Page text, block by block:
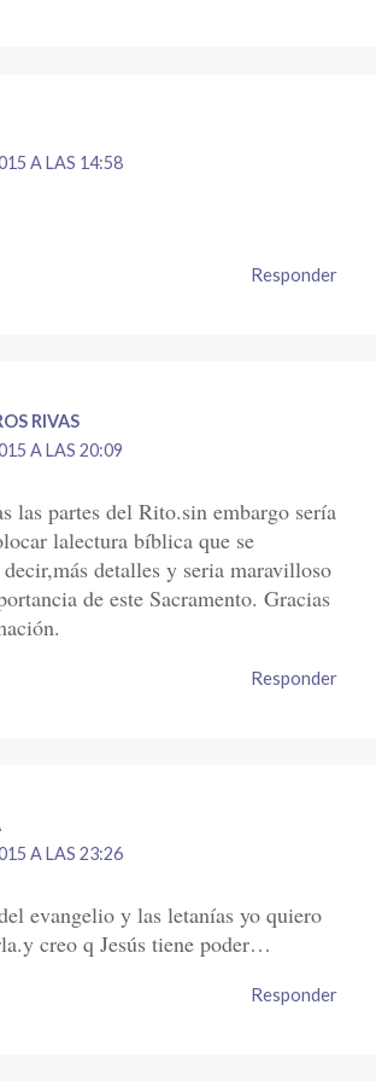
A LAS 14:58
Responder
RIVAS
A LAS 20:09
las partes del Rito.sin embargo sería
lalectura bíblica que se
detalles y seria maravilloso
de este Sacramento. Gracias
Responder
A LAS 23:26
evangelio y las letanías yo quiero
creo q Jesús tiene poder…
Responder